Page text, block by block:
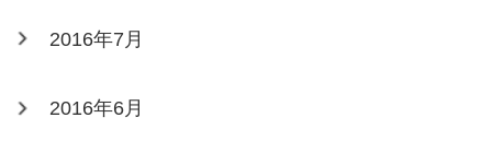
2016年7月
2016年6月